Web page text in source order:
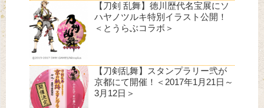
【刀剣 乱舞】徳川歴代名宝展にソ
ハヤノツルキ特別イラスト公開！
＜とうらぶコラボ＞
【刀剣乱舞】スタンプラリー弐が
京都にて開催！＜2017年1月21日～
3月12日＞